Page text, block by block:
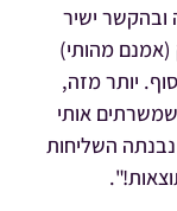
ובהקשר ישיר
(אמנם מהותי)
יותר מזה,
אותי
השליחות